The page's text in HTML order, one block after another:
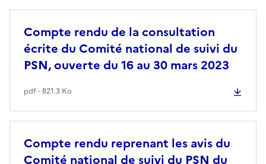
Compte rendu de la consultation
écrite du Comité national de suivi du
PSN, ouverte du 16 au 30 mars 2023
pdf - 821.3 Ko
Compte rendu reprenant les avis du
Comité national de suivi du PSN du